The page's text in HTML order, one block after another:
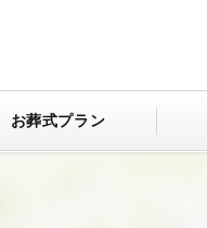
お葬式プラン